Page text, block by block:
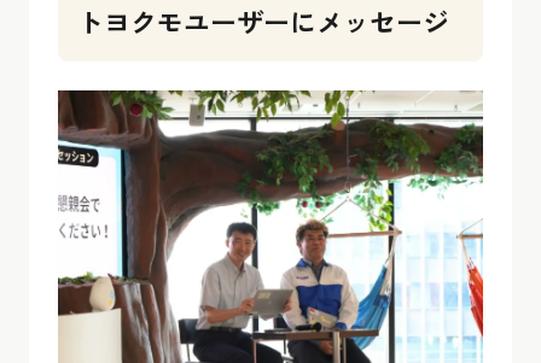
トヨクモユーザーにメッセージ